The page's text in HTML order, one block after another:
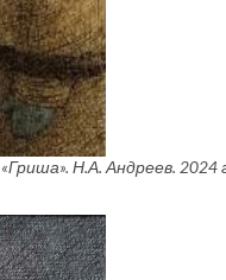
Н.А. Андреев. 2024